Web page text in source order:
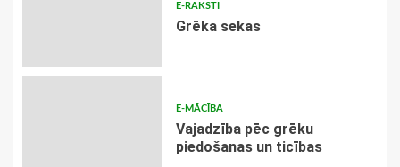
E-RAKSTI
Grēka sekas
E-MĀCĪBA
Vajadzība pēc grēku
piedošanas un ticības